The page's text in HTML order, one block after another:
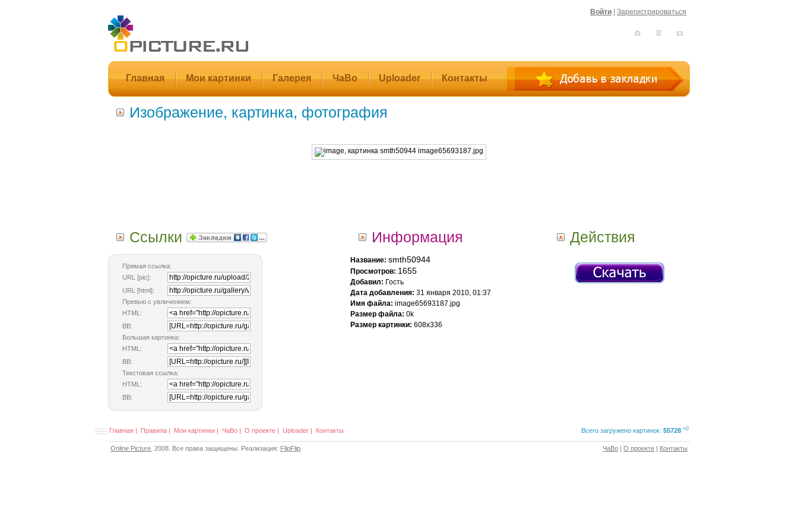
Войти Зарегистрироваться
Главная Мои картинки Галерея ЧаВо Uploader Контакты
Изображение, картинка, фотография
Ссылки
Прямая ссылка:
URL [pic]:
URL [html]:
Превью с увличением:
HTML:
BB:
Большая картинка:
HTML:
BB:
Текстовая ссылка:
HTML:
BB:
Информация
Название: smth50944
Просмотров: 1655
Добавил: Гость
Дата добавления: 31 января 2010, 01:37
Имя файла: image65693187.jpg
Размер файла: 0k
Размер картинки: 608x336
Действия
Всего загружено картинок: 55728 +0
Главная | Правила | Мои картинки | ЧаВо | О проекте | Uploader | Контакты
ЧаВо | О проекте | Контакты
Online Picture , 2008. Все права защищены. Реализация: FlipFlip